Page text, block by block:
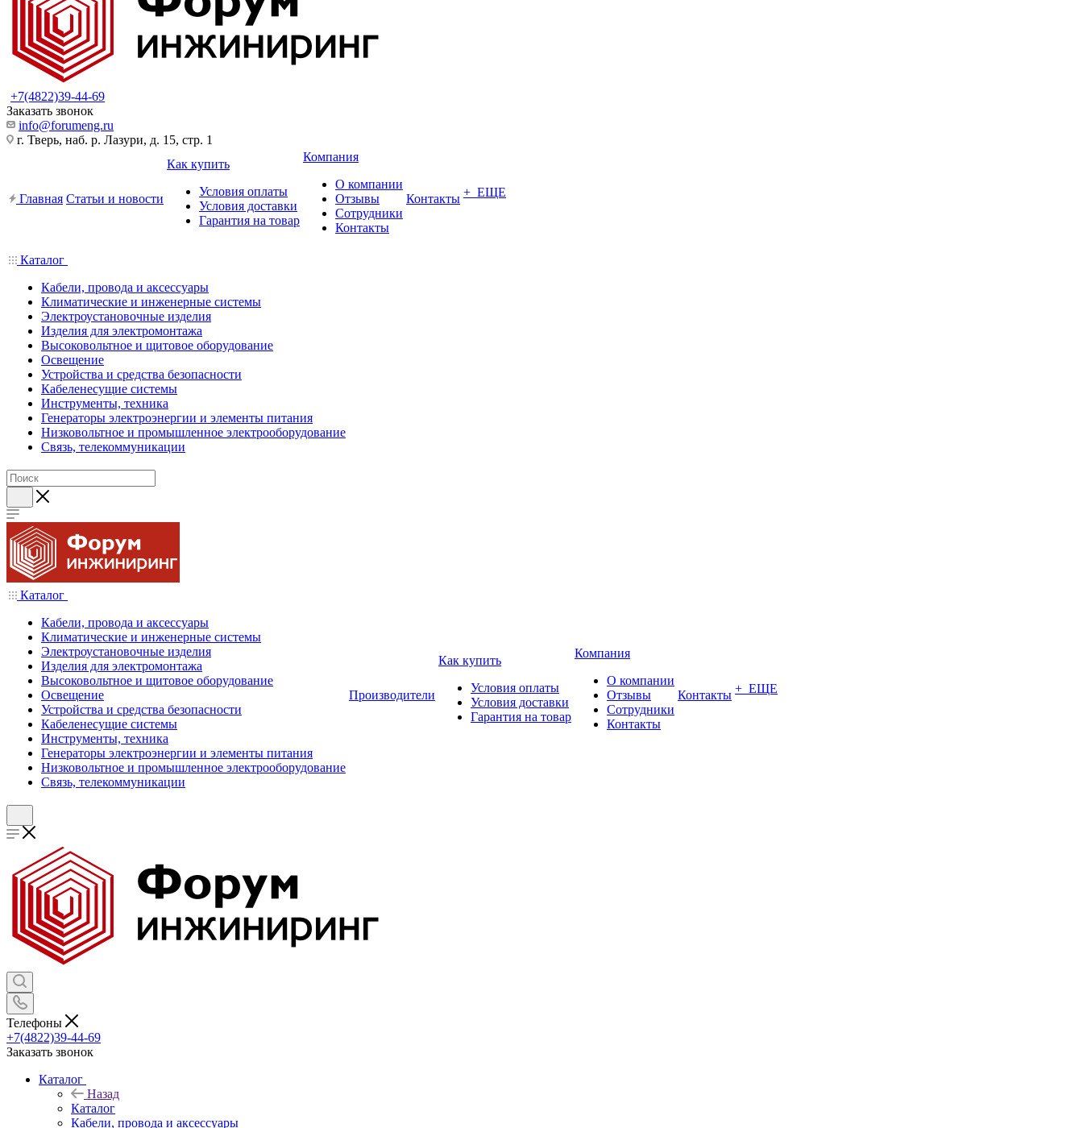
+7(4822)39-44-69
Заказать звонок
info@forumeng.ru
г. Тверь, наб. р. Лазури, д. 15, стр. 1
Главная Статьи и новости
Как купить
Условия оплаты
Условия доставки
Гарантия на товар
Компания
О компании
Отзывы
Сотрудники
Контакты
Контакты + ЕЩЕ
Каталог
Кабели, провода и аксессуары
Климатические и инженерные системы
Электроустановочные изделия
Изделия для электромонтажа
Высоковольтное и щитовое оборудование
Освещение
Устройства и средства безопасности
Кабеленесущие системы
Инструменты, техника
Генераторы электроэнергии и элементы питания
Низковольтное и промышленное электрооборудование
Связь, телекоммуникации
Каталог
Кабели, провода и аксессуары
Климатические и инженерные системы
Электроустановочные изделия
Изделия для электромонтажа
Высоковольтное и щитовое оборудование
Освещение
Устройства и средства безопасности
Кабеленесущие системы
Инструменты, техника
Генераторы электроэнергии и элементы питания
Низковольтное и промышленное электрооборудование
Связь, телекоммуникации
Производители
Как купить
Условия оплаты
Условия доставки
Гарантия на товар
Компания
О компании
Отзывы
Сотрудники
Контакты
Контакты + ЕЩЕ
Телефоны
+7(4822)39-44-69
Заказать звонок
Каталог
Назад
Каталог
Кабели, провода и аксессуары